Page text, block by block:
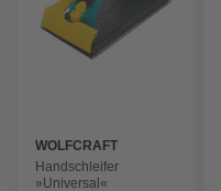
WOLFCRAFT
Handschleifer
»Universal«